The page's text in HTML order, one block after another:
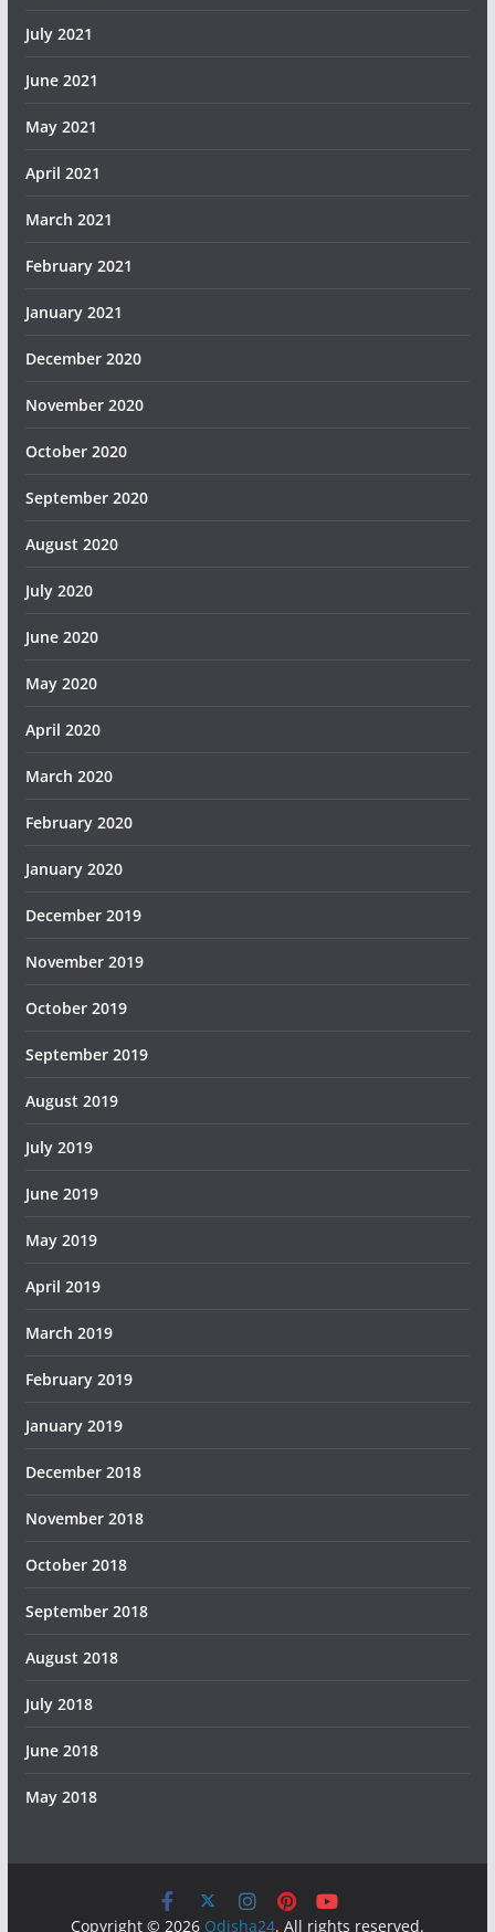
July 2021
June 2021
May 2021
April 2021
March 2021
February 2021
January 2021
December 2020
November 2020
October 2020
September 2020
August 2020
July 2020
June 2020
May 2020
April 2020
March 2020
February 2020
January 2020
December 2019
November 2019
October 2019
September 2019
August 2019
July 2019
June 2019
May 2019
April 2019
March 2019
February 2019
January 2019
December 2018
November 2018
October 2018
September 2018
August 2018
July 2018
June 2018
May 2018
Copyright © 2026 Odisha24. All rights reserved.